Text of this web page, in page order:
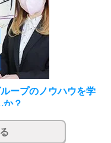
ープのノウハウを学
か？
、ありがとうござい